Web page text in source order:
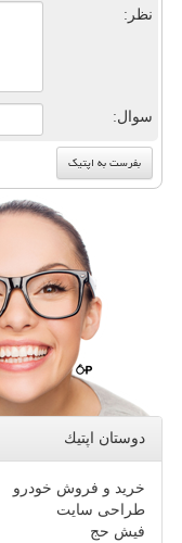
نظر:
سوال:
دوستان اپتیك
خرید و فروش خودرو
طراحی سایت
فیش حج